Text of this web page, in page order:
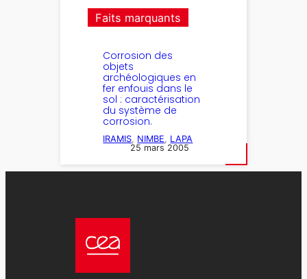
Faits marquants
Corrosion des
objets
archéologiques en
fer enfouis dans le
sol : caractérisation
du système de
corrosion.
IRAMIS NIMBE
LAPA
25 mars 2005